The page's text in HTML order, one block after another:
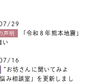
29
声明
「令和８年熊本地震」
い
16
”お坊さんに聞いてみよ
み相談室」を更新しまし